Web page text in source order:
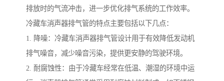
排放时的气流冲击，进一步优化排气系统的工作效率。
冷藏车消声器排气管的特点主要包括以下几点：
1. 降噪：冷藏车消声器排气管设计用于有效降低发动机
排气噪音，减少噪音污染，提供更安静的驾驶环境。
2. 耐腐蚀性：由于冷藏车经常在低温、潮湿的环境中运